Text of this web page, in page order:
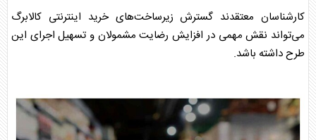
کارشناسان معتقدند گسترش زیرساخت‌های خرید اینترنتی کالابرگ
می‌تواند نقش مهمی در افزایش رضایت مشمولان و تسهیل اجرای این
طرح داشته باشد.